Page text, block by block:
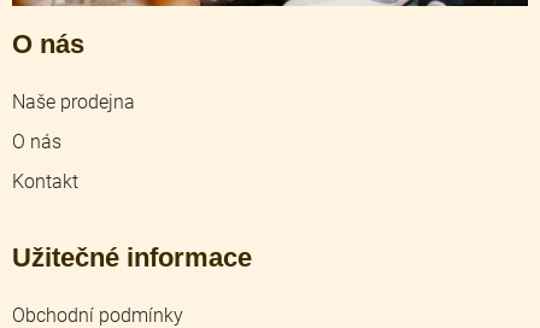
O nás
Naše prodejna
O nás
Kontakt
Užitečné informace
Obchodní podmínky